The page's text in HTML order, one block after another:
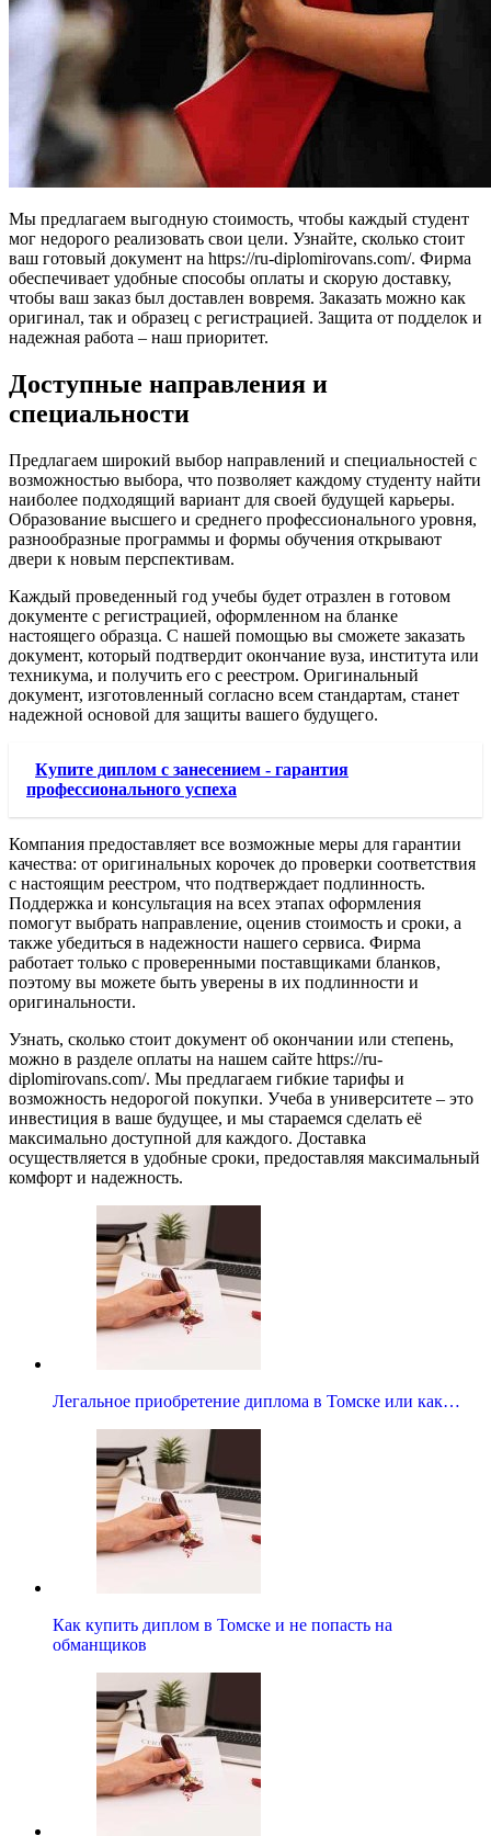
Мы предлагаем выгодную стоимость, чтобы каждый студент
мог недорого реализовать свои цели. Узнайте, сколько стоит
ваш готовый документ на https://ru-diplomirovans.com/. Фирма
обеспечивает удобные способы оплаты и скорую доставку,
чтобы ваш заказ был доставлен вовремя. Заказать можно как
оригинал, так и образец с регистрацией. Защита от подделок и
надежная работа – наш приоритет.
Доступные направления и
специальности
Предлагаем широкий выбор направлений и специальностей с
возможностью выбора, что позволяет каждому студенту найти
наиболее подходящий вариант для своей будущей карьеры.
Образование высшего и среднего профессионального уровня,
разнообразные программы и формы обучения открывают
двери к новым перспективам.
Каждый проведенный год учебы будет отразлен в готовом
документе с регистрацией, оформленном на бланке
настоящего образца. С нашей помощью вы сможете заказать
документ, который подтвердит окончание вуза, института или
техникума, и получить его с реестром. Оригинальный
документ, изготовленный согласно всем стандартам, станет
надежной основой для защиты вашего будущего.
Купите диплом с занесением - гарантия
профессионального успеха
Компания предоставляет все возможные меры для гарантии
качества: от оригинальных корочек до проверки соответствия
с настоящим реестром, что подтверждает подлинность.
Поддержка и консультация на всех этапах оформления
помогут выбрать направление, оценив стоимость и сроки, а
также убедиться в надежности нашего сервиса. Фирма
работает только с проверенными поставщиками бланков,
поэтому вы можете быть уверены в их подлинности и
оригинальности.
Узнать, сколько стоит документ об окончании или степень,
можно в разделе оплаты на нашем сайте https://ru-
diplomirovans.com/. Мы предлагаем гибкие тарифы и
возможность недорогой покупки. Учеба в университете – это
инвестиция в ваше будущее, и мы стараемся сделать её
максимально доступной для каждого. Доставка
осуществляется в удобные сроки, предоставляя максимальный
комфорт и надежность.
Легальное приобретение диплома в Томске или как…
Как купить диплом в Томске и не попасть на
обманщиков